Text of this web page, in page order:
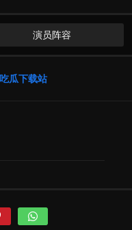
演员阵容
吃瓜下载站